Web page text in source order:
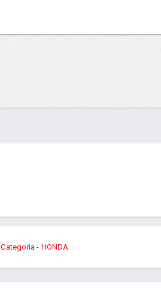
Categoria - HONDA